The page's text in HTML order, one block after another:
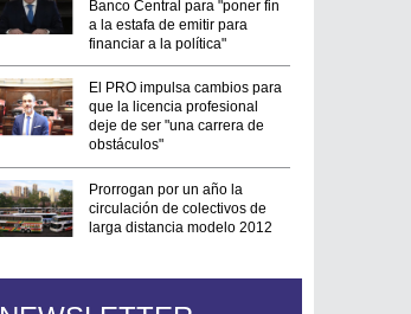
Banco Central para "poner fin
a la estafa de emitir para
financiar a la política"
El PRO impulsa cambios para
que la licencia profesional
deje de ser "una carrera de
obstáculos"
Prorrogan por un año la
circulación de colectivos de
larga distancia modelo 2012